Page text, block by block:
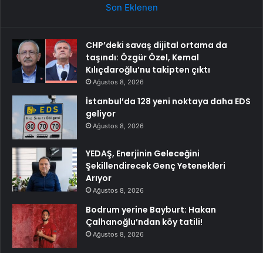
Son Eklenen
CHP’deki savaş dijital ortama da
taşındı: Özgür Özel, Kemal
Kılıçdaroğlu’nu takipten çıktı
Ağustos 8, 2026
İstanbul’da 128 yeni noktaya daha EDS
geliyor
Ağustos 8, 2026
YEDAŞ, Enerjinin Geleceğini
Şekillendirecek Genç Yetenekleri
Arıyor
Ağustos 8, 2026
Bodrum yerine Bayburt: Hakan
Çalhanoğlu’ndan köy tatili!
Ağustos 8, 2026